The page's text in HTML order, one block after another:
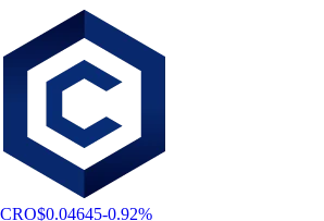
CRO$0.04645-0.92%